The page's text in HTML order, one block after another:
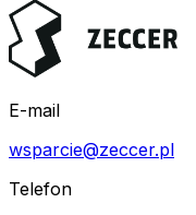
E-mail
wsparcie@zeccer.pl
Telefon